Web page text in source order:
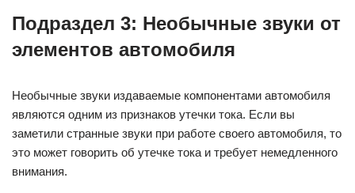
Подраздел 3: Необычные звуки от
элементов автомобиля
Необычные звуки издаваемые компонентами автомобиля
являются одним из признаков утечки тока. Если вы
заметили странные звуки при работе своего автомобиля, то
это может говорить об утечке тока и требует немедленного
внимания.